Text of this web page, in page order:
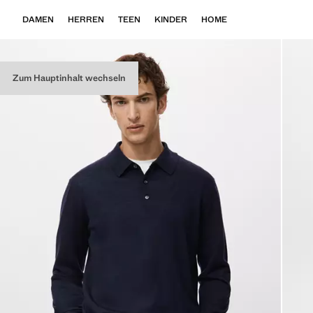
Zum Hauptinhalt wechseln
DAMEN HERREN TEEN KINDER HOME